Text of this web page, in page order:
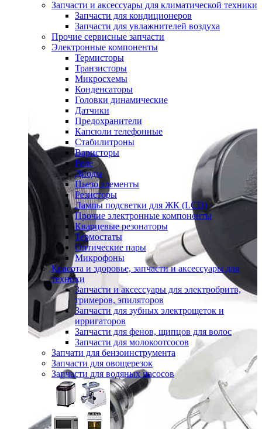
Запчасти и аксессуары для климатической техники
Запчасти для кондиционеров
Запчасти для увлажнителей воздуха
Прочие сервисные запчасти
Электронные компоненты
Термисторы
Транзисторы
Микросхемы
Конденсаторы
Головки динамические
Датчики
Предохранители
Капсюли телефонные
Стабилитроны
Варисторы
Реле
Диоды
Пьезо элементы
Резисторы
Лампы подсветки для ЖК (LCD)
Прочие электронные компоненты
Кварцевые резонаторы
Термостаты
Оптические пары
Микрофоны
Красота и здоровье, запчасти и аксессуары для
техники
Запчасти и аксессуары для электробритв,
тримеров, эпиляторов
Запчасти для зубных электрощеток и
ирригаторов
Запчасти для фенов, щипцов для волос
Запчасти для молокоотсосов
Запчати для бензоинструмента
Запчасти для овощерезок
Запчасти для водяных насосов